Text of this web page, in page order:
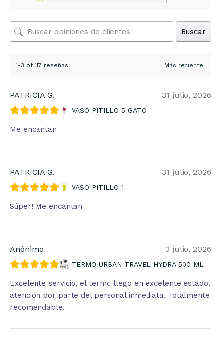
Buscar
1-3 of 117 reseñas
PATRICIA G. 31 julio, 2026
VASO PITILLO 5 GATO
Me encantan
PATRICIA G. 31 julio, 2026
VASO PITILLO 1
Súper! Me encantan
Anónimo 3 julio, 2026
TERMO URBAN TRAVEL HYDRA 500 ML
Excelente servicio, el termo llego en excelente estado,
atención por parte del personal inmediata. Totalmente
recomendable.